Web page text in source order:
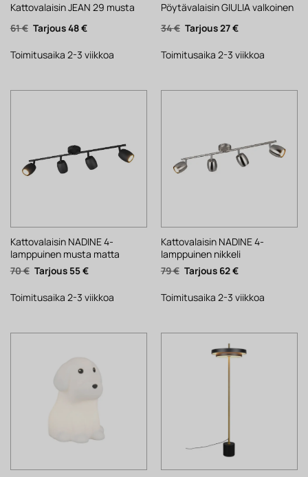
Kattovalaisin JEAN 29 musta
61€ Alkuperäinen
hinta
61 €.
48€Nykyinen
48 €.
Toimitusaika 2-3 viikkoa
Pöytävalaisin GIULIA valkoinen
34€ Alkuperäinen
hinta
34 €.
27€Nykyinen
27 €.
Toimitusaika 2-3 viikkoa
Kattovalaisin NADINE 4-
lamppuinen musta matta
70€ Alkuperäinen
hinta
70 €.
55€Nykyinen
55 €.
Toimitusaika 2-3 viikkoa
Kattovalaisin NADINE 4-
lamppuinen nikkeli
79€ Alkuperäinen
hinta
79 €.
62€Nykyinen
62 €.
Toimitusaika 2-3 viikkoa